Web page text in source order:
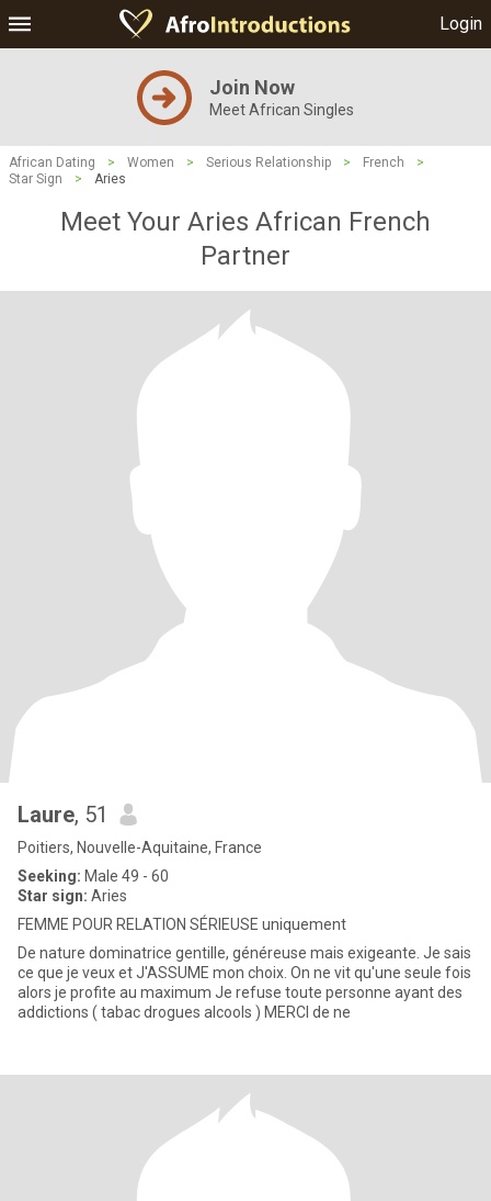
Login
Join Now
Meet African Singles
African Dating > Women > Serious Relationship > French
>
Star Sign
> Aries
Meet Your Aries African French
Partner
Laure, 51
Poitiers, Nouvelle-Aquitaine, France
Seeking: Male 49 - 60
Star sign: Aries
FEMME POUR RELATION SÉRIEUSE uniquement
De nature dominatrice gentille, généreuse mais exigeante. Je sais
ce que je veux et J'ASSUME mon choix. On ne vit qu'une seule fois
alors je profite au maximum Je refuse toute personne ayant des
addictions ( tabac drogues alcools ) MERCI de ne